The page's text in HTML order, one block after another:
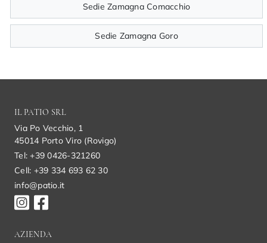
Sedie Zamagna Comacchio
Sedie Zamagna Goro
IL PATIO SRL
Via Po Vecchio, 1
45014 Porto Viro (Rovigo)
Tel: +39 0426-321260
Cell: +39 334 693 62 30
info@patio.it
AZIENDA